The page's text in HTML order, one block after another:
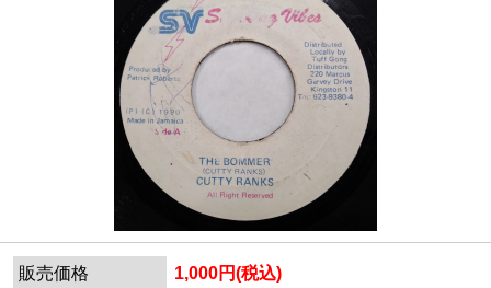
販売価格 1,000円(税込)